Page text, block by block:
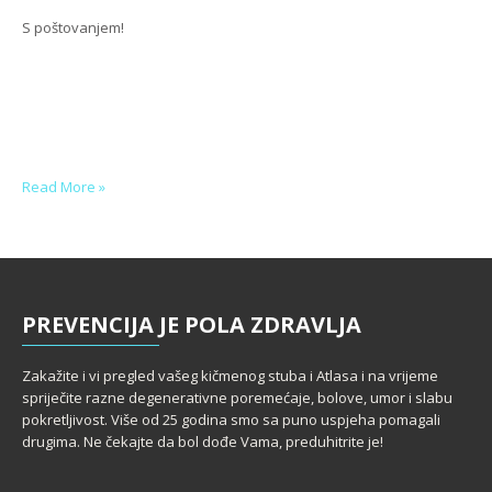
S poštovanjem!
Read More »
PREVENCIJA JE POLA ZDRAVLJA
Zakažite i vi pregled vašeg kičmenog stuba i Atlasa i na vrijeme
spriječite razne degenerativne poremećaje, bolove, umor i slabu
pokretljivost. Više od 25 godina smo sa puno uspjeha pomagali
drugima. Ne čekajte da bol dođe Vama, preduhitrite je!